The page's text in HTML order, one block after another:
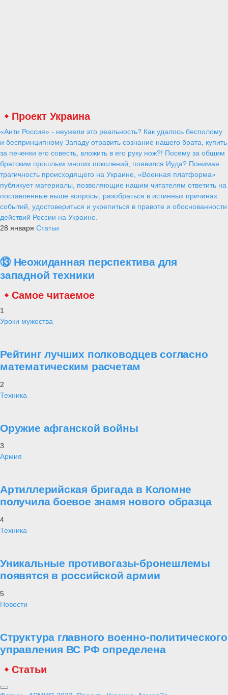
Проект Украина
«Анти Россия» - неужели это реальность? Как удалось бесполому
и беспринципному Западу отравить сознание нашего брата, купить
за печенки его совесть, вложить в его руку нож?! Посему за общим
братским прошлым многих поколений, появился Иуда? Понимая
трагичность происходящего на Украине, «Военная платформа»
публикует материалы, позволяющие нашим читателям ответить на
поставленные выше вопросы, разобраться в истинных причинах
событий, удостовериться и укрепиться в правоте и обоснованности
действий России на Украине.
28 января Статьи
⑬ Неожиданная перспектива для
западной техники
Самое читаемое
1
Уроки мужества
Рейтинг лучших полководцев согласно
математическим расчетам
2
Техника
Оружие афганской войны
3
Армия
Артиллерийская бригада в Коломне
получила боевое знамя нового образца
4
Техника
Уникальные противогазы-бронешлемы
появятся в российской армии
5
Новости
Структура главного военно-политического
управления ВС РФ определена
Статьи